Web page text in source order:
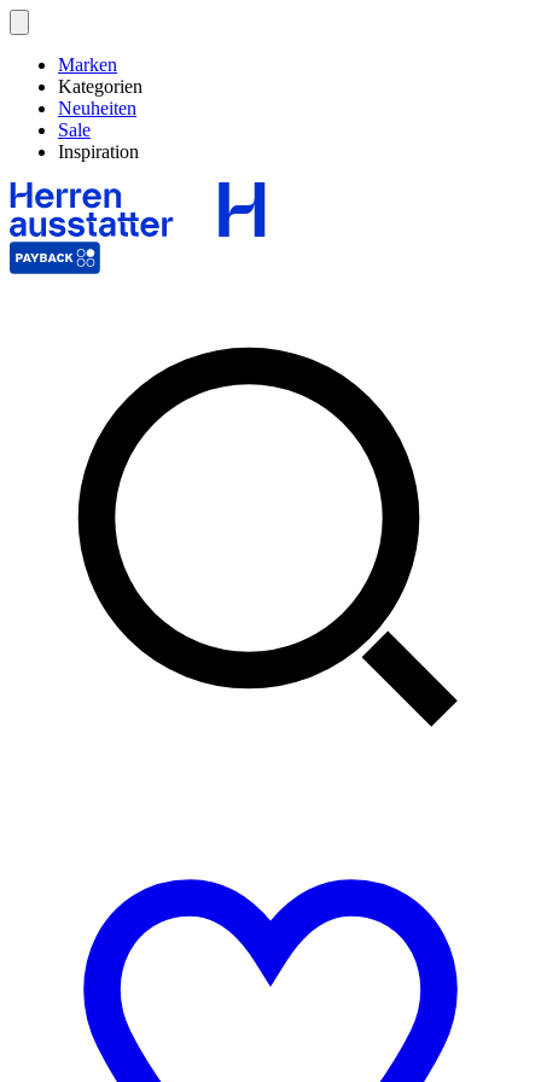
Marken
Kategorien
Neuheiten
Sale
Inspiration